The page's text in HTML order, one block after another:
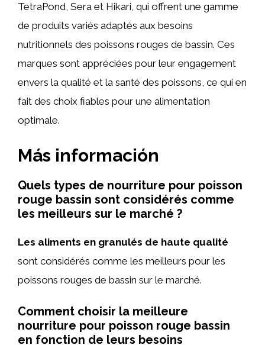
TetraPond, Sera et Hikari, qui offrent une gamme
de produits variés adaptés aux besoins
nutritionnels des poissons rouges de bassin. Ces
marques sont appréciées pour leur engagement
envers la qualité et la santé des poissons, ce qui en
fait des choix fiables pour une alimentation
optimale.
Más información
Quels types de nourriture pour poisson
rouge bassin sont considérés comme
les meilleurs sur le marché ?
Les aliments en granulés de haute qualité
sont considérés comme les meilleurs pour les
poissons rouges de bassin sur le marché.
Comment choisir la meilleure
nourriture pour poisson rouge bassin
en fonction de leurs besoins